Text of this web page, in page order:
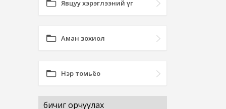
Явцуу хэрэглээний үг
Аман зохиол
Нэр томьёо
бичиг орчуулах